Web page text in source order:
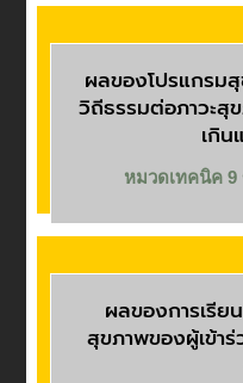
ผลของโปรแกรม
วิถีธรรมต่อภาวะสุ
เกิน
หมวดเทคนิค 9
ผลของการเรี
สุขภาพของผู้เข้า